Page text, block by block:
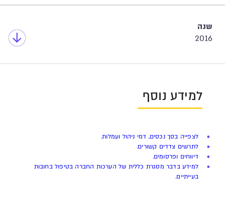
שנה
2016
למידע נוסף
לצפייה בסך נכסים, דמי ניהול ועמלות.
לתרשים צדדים קשורים.
דיווחים ופרסומים.
למידע בדבר מסגרת כללית של הערכות החברה בטיפול בחובות
בעייתיים.